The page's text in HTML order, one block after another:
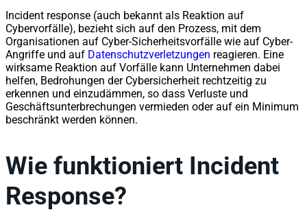
Incident response (auch bekannt als Reaktion auf
Cybervorfälle), bezieht sich auf den Prozess, mit dem
Organisationen auf Cyber-Sicherheitsvorfälle wie auf Cyber-
Angriffe und auf Datenschutzverletzungen reagieren. Eine
wirksame Reaktion auf Vorfälle kann Unternehmen dabei
helfen, Bedrohungen der Cybersicherheit rechtzeitig zu
erkennen und einzudämmen, so dass Verluste und
Geschäftsunterbrechungen vermieden oder auf ein Minimum
beschränkt werden können.
Wie funktioniert Incident
Response?